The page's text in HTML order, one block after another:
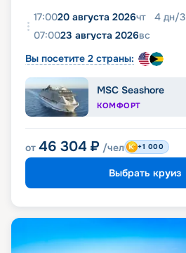
17:0020 августа 2026чт 4 дн/3
07:0023 августа 2026вс
Вы посетите 2 страны:
MSC Seashore
КОМФОРТ
от 46 304 ₽ /чел +1 000
Выбрать круиз